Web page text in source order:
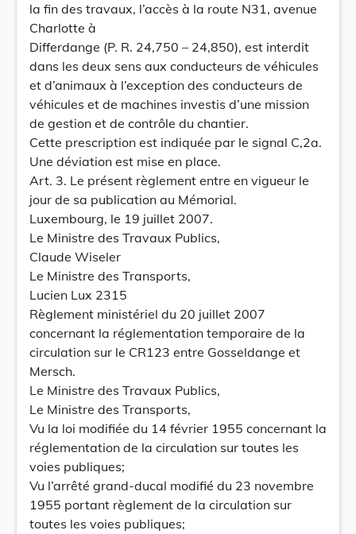
la fin des travaux, l’accès à la route N31, avenue
Charlotte à
Differdange (P. R. 24,750 – 24,850), est interdit
dans les deux sens aux conducteurs de véhicules
et d’animaux à l’exception des conducteurs de
véhicules et de machines investis d’une mission
de gestion et de contrôle du chantier.
Cette prescription est indiquée par le signal C,2a.
Une déviation est mise en place.
Art. 3. Le présent règlement entre en vigueur le
jour de sa publication au Mémorial.
Luxembourg, le 19 juillet 2007.
Le Ministre des Travaux Publics,
Claude Wiseler
Le Ministre des Transports,
Lucien Lux 2315
Règlement ministériel du 20 juillet 2007
concernant la réglementation temporaire de la
circulation sur le CR123 entre Gosseldange et
Mersch.
Le Ministre des Travaux Publics,
Le Ministre des Transports,
Vu la loi modifiée du 14 février 1955 concernant la
réglementation de la circulation sur toutes les
voies publiques;
Vu l’arrêté grand-ducal modifié du 23 novembre
1955 portant règlement de la circulation sur
toutes les voies publiques;